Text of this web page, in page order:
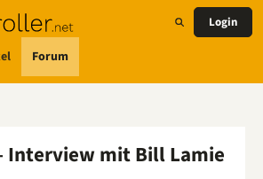
Forum
Login
Interview mit Bill Lamie